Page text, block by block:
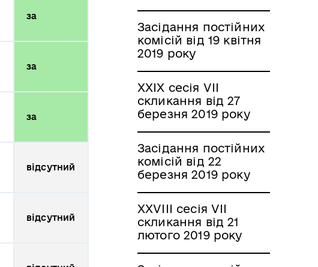
за
за
за
відсутний
відсутний
Засідання постійних
комісій від 19 квітня
2019 року
XXIX сесія VII
скликання від 27
березня 2019 року
Засідання постійних
комісій від 22
березня 2019 року
XXVIII сесія VII
скликання від 21
лютого 2019 року